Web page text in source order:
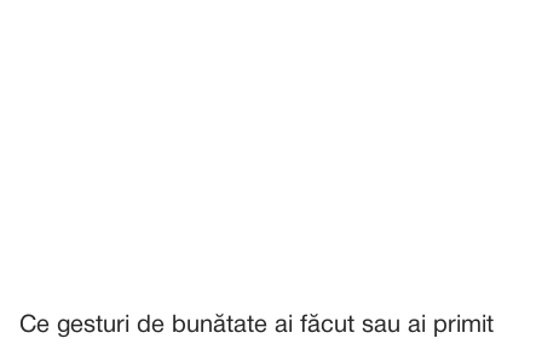
Ce gesturi de bunătate ai făcut sau ai primit